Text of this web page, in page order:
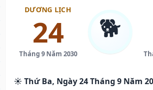
DƯƠNG LỊCH
24
Tháng 9 Năm 2030
🐕
☀️ Thứ Ba, Ngày 24 Tháng 9 Năm